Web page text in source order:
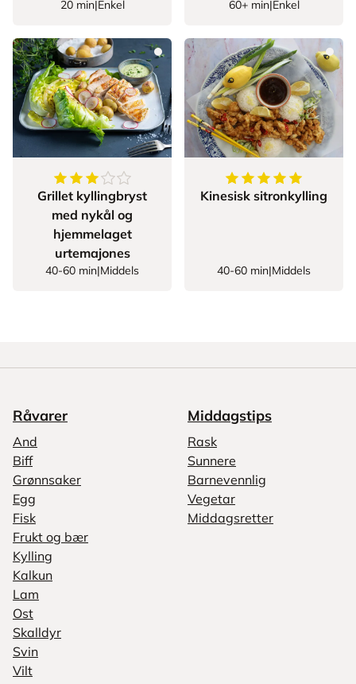
20 min|Enkel 60+ min|Enkel
3.8333333333333335
stjerner
Grillet kyllingbryst
med nykål og
hjemmelaget
urtemajones
40-60 min|Middels
5av5stjerner
Kinesisk sitronkylling
40-60 min|Middels
Råvarer
And
Biff
Grønnsaker
Egg
Fisk
Frukt og bær
Kylling
Kalkun
Lam
Ost
Skalldyr
Svin
Vilt
Middagstips
Rask
Sunnere
Barnevennlig
Vegetar
Middagsretter